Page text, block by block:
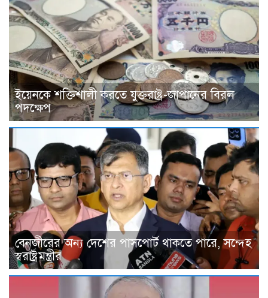
ইয়েনকে শক্তিশালী করতে যুক্তরাষ্ট্র-জাপানের বিরল
পদক্ষেপ
বেনজীরের অন্য দেশের পাসপোর্ট থাকতে পারে, সন্দেহ
স্বরাষ্ট্রমন্ত্রীর